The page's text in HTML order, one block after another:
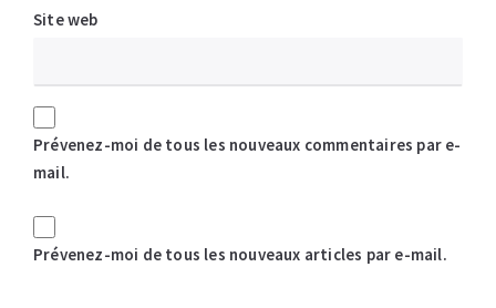
Site web
Prévenez-moi de tous les nouveaux commentaires par e-
mail.
Prévenez-moi de tous les nouveaux articles par e-mail.